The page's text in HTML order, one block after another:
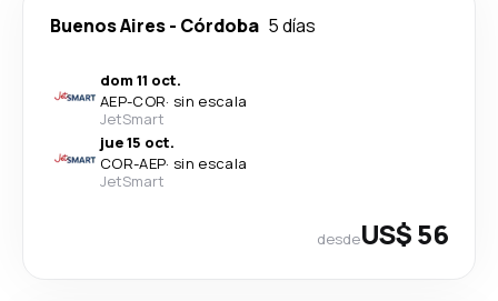
Buenos Aires- Córdoba 5 días
dom 11 oct.
AEP-COR· sin escala
JetSmart
jue 15 oct.
COR-AEP· sin escala
JetSmart
desdeUS$ 56